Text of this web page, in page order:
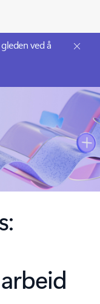
ved å